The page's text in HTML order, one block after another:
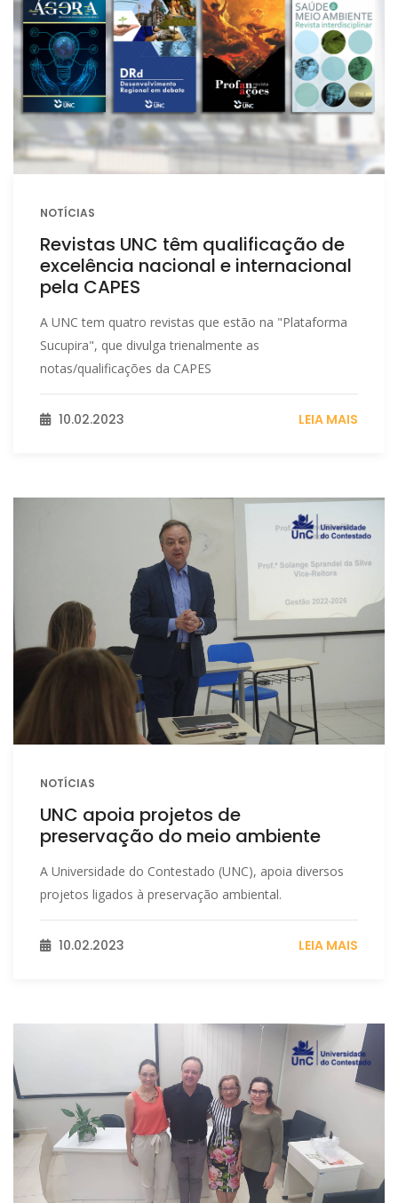
NOTÍCIAS
Revistas UNC têm qualificação de
excelência nacional e internacional
pela CAPES
A UNC tem quatro revistas que estão na "Plataforma
Sucupira", que divulga trienalmente as
notas/qualificações da CAPES
10.02.2023 LEIA MAIS
NOTÍCIAS
UNC apoia projetos de
preservação do meio ambiente
A Universidade do Contestado (UNC), apoia diversos
projetos ligados à preservação ambiental.
10.02.2023 LEIA MAIS